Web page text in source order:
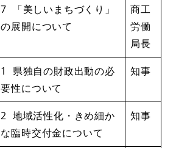
7 「美しいまちづくり」
の展開について
商工
労働
局長
1 県独自の財政出動の必
要性について
知事
2 地域活性化・きめ細か
な臨時交付金について
知事